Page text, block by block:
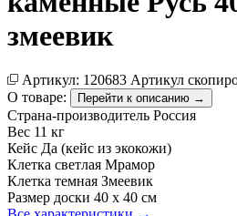
змеевик
Артикул: 120683 Артикул
О товаре:
Перейти к описанию →
Страна-производитель Россия
Вес 11 кг
Кейс Да (кейс из экокожи)
Клетка светлая Мрамор
Клетка темная Змеевик
Размер доски 40 х 40 см